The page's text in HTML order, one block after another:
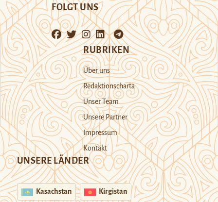
FOLGT UNS
RUBRIKEN
Über uns
Redaktionscharta
Unser Team
Unsere Partner
Impressum
Kontakt
UNSERE LÄNDER
Kasachstan Kirgistan